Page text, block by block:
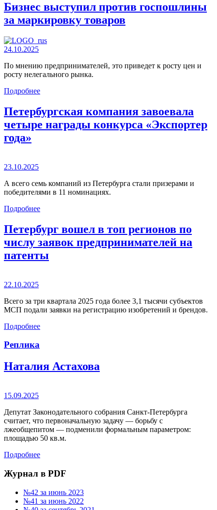
Бизнес выступил против госпошлины
за маркировку товаров
24.10.2025
По мнению предпринимателей, это приведет к росту цен и
росту нелегального рынка.
Подробнее
Петербургская компания завоевала
четыре награды конкурса «Экспортер
года»
23.10.2025
А всего семь компаний из Петербурга стали призерами и
победителями в 11 номинациях.
Подробнее
Петербург вошел в топ регионов по
числу заявок предпринимателей на
патенты
22.10.2025
Всего за три квартала 2025 года более 3,1 тысячи субъектов
МСП подали заявки на регистрацию изобретений и брендов.
Подробнее
Реплика
Наталия Астахова
15.09.2025
Депутат Законодательного собрания Санкт-Петербурга
считает, что первоначальную задачу — борьбу с
лжеобщепитом — подменили формальным параметром:
площадью 50 кв.м.
Подробнее
Журнал в PDF
№42 за июнь 2023
№41 за июнь 2022